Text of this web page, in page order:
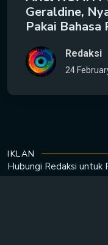
Geraldine,
Pakai Bahasa
Redaksi
24
IKLAN
Hubungi Redaksi untuk